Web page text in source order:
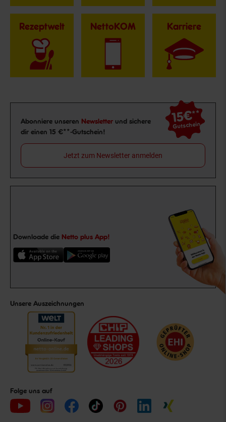
Rezeptwelt NettoKOM Karriere
Newsletter Anmeldung
Abonniere unseren Newsletter und sichere
dir einen 15 €**-Gutschein!
15€**
Gutschein
Jetzt zum Newsletter anmelden
Downloade die Netto plus App!
Unsere Auszeichnungen
Folge uns auf